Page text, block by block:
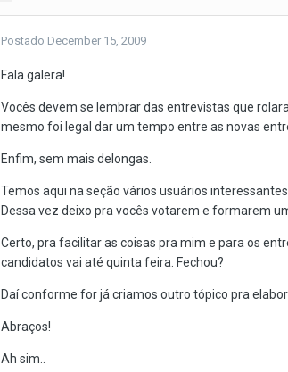
Postado December 15, 2009
Fala galera!
Vocês devem se lembrar das entrevistas que
mesmo foi legal dar um tempo entre as novas
Enfim, sem mais delongas.
Temos aqui na seção vários usuários
Dessa vez deixo pra vocês votarem e formarem
Certo, pra facilitar as coisas pra mim e para os
candidatos vai até quinta feira. Fechou?
Daí conforme for já criamos outro tópico pra
Abraços!
Ah sim..